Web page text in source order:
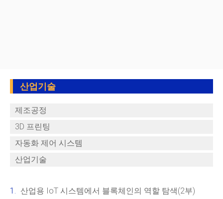
산업기술
제조공정
3D 프린팅
자동화 제어 시스템
산업기술
산업용 IoT 시스템에서 블록체인의 역할 탐색(2부)